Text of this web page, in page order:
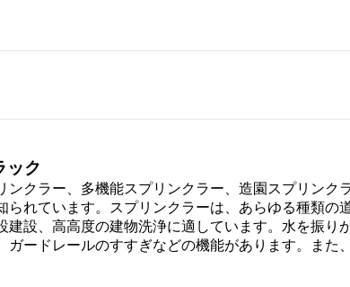
ック
ンクラー、多機能スプリンクラー、造園スプリンク
られています。スプリンクラーは、あらゆる種類の
建設、高高度の建物洗浄に適しています。水を振り
ガードレールのすすぎなどの機能があります。また